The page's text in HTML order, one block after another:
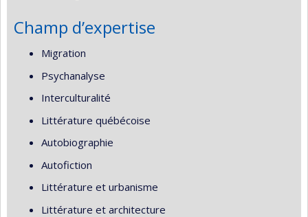
Champ d’expertise
Migration
Psychanalyse
Interculturalité
Littérature québécoise
Autobiographie
Autofiction
Littérature et urbanisme
Littérature et architecture